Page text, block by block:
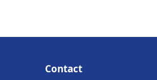
Contact